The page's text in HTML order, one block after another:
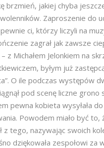
brzmień, jakiej chyba
Zaproszenie do
ci, którzy liczyli na
zagrał jak zawsze
z Michałem Jelonkiem na
byłym już
O ile podczas występów
pod scenę liczne
pewna kobieta wysyłała
Powodem miało być
z tego, nazywając swoich
dziękowała zespołowi za